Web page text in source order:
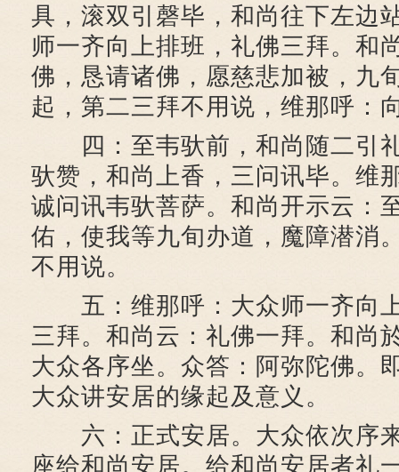
具，滚双引磬毕，和尚往下左边
师一齐向上排班，礼佛三拜。和
佛，恳请诸佛，愿慈悲加被，九
起，第二三拜不用说，维那呼：
四：至韦驮前，和尚随二引
驮赞，和尚上香，三问讯毕。维
诚问讯韦驮菩萨。和尚开示云：
佑，使我等九旬办道，魔障潜消
不用说。
五：维那呼：大众师一齐向
三拜。和尚云：礼佛一拜。和尚
大众各序坐。众答：阿弥陀佛。
大众讲安居的缘起及意义。
六：正式安居。大众依次序
座给和尚安居。给和尚安居者礼